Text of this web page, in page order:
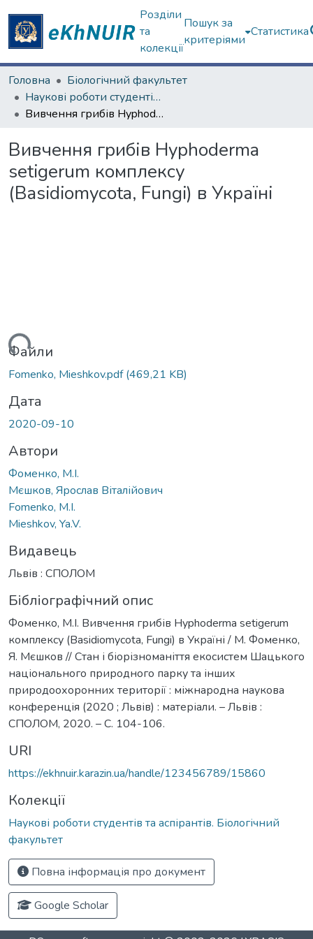
Розділи
та
колекції
Пошук за
критеріями
Статистика
Головна
Біологічний факультет
Наукові роботи студентів та аспірантів. Біологічний факультет
Вивчення грибів Hyphoderma setigerum комплексу (Basidiomycota, Fungi) в Україні
Вивчення грибів Hyphoderma
setigerum комплексу
(Basidiomycota, Fungi) в Україні
Файли
Fomenko, Mieshkov.pdf(469,21 KB)
Дата
2020-09-10
Автори
Фоменко, М.І.
Мєшков, Ярослав Віталійович
Fomenko, M.I.
Mieshkov, Ya.V.
Видавець
Львів : СПОЛОМ
Бібліографічний опис
Фоменко, М.І. Вивчення грибів Hyphoderma setigerum
комплексу (Basidiomycota, Fungi) в Україні / М. Фоменко,
Я. Мєшков // Стан і біорізноманіття екосистем Шацького
національного природного парку та інших
природоохоронних території : міжнародна наукова
конференція (2020 ; Львів) : матеріали. – Львів :
СПОЛОМ, 2020. – С. 104-106.
URI
https://ekhnuir.karazin.ua/handle/123456789/15860
Колекції
Наукові роботи студентів та аспірантів. Біологічний
факультет
Повна інформація про документ
Google Scholar